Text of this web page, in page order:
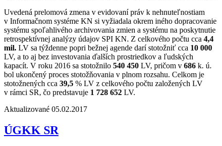
Uvedená prelomová zmena v evidovaní práv k nehnuteľnostiam
v Informačnom systéme KN si vyžiadala okrem iného dopracovanie
systému spoľahlivého archivovania zmien a systému na poskytnutie
retrospektívnej analýzy údajov SPI KN. Z celkového počtu cca 4,4
mil. LV sa týždenne popri bežnej agende darí stotožniť cca 10 000
LV, a to aj bez investovania ďalších prostriedkov a ľudských
kapacít. V roku 2016 sa stotožnilo 540 450 LV, pričom v 686 k. ú.
bol ukončený proces stotožňovania v plnom rozsahu. Celkom je
stotožnených cca 39,5 % LV z celkového počtu založených LV
v rámci SR, čo predstavuje 1 728 652 LV.
Aktualizované 05.02.2017
ÚGKK SR